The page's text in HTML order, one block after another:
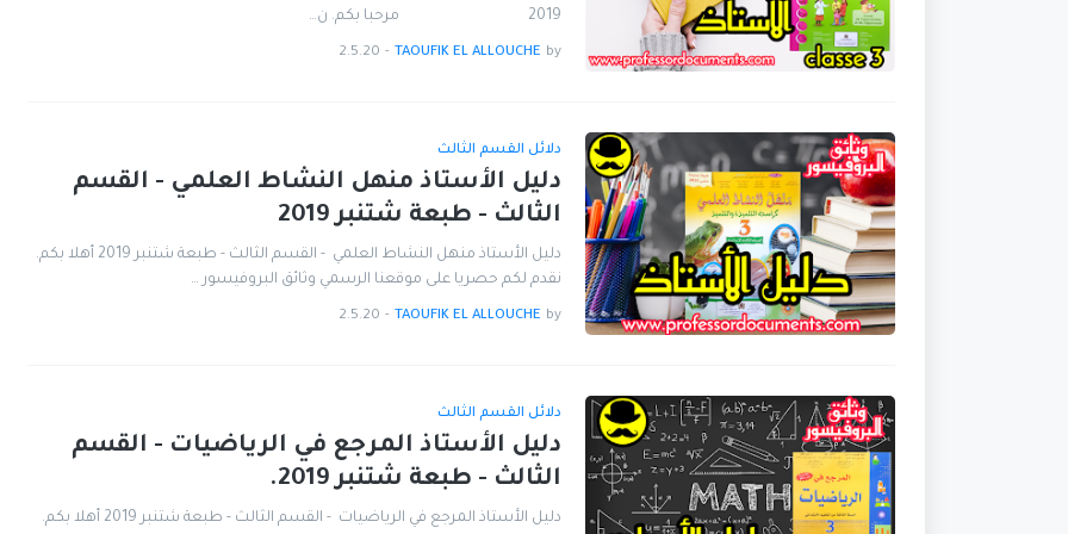
2019 مرحبا بكم. ن…
by
TAOUFIK EL ALLOUCHE
-
2.5.20
دلائل القسم الثالث
دليل الأستاذ منهل النشاط العلمي - القسم
الثالث - طبعة شتنبر 2019
دليل الأستاذ منهل النشاط العلمي - القسم الثالث - طبعة شتنبر 2019 أهلا بكم.
نقدم لكم حصريا على موقعنا الرسمي وثائق البروفيسور …
by
TAOUFIK EL ALLOUCHE
-
2.5.20
دلائل القسم الثالث
دليل الأستاذ المرجع في الرياضيات - القسم
الثالث - طبعة شتنبر 2019.
دليل الأستاذ المرجع في الرياضيات - القسم الثالث - طبعة شتنبر 2019 أهلا بكم.